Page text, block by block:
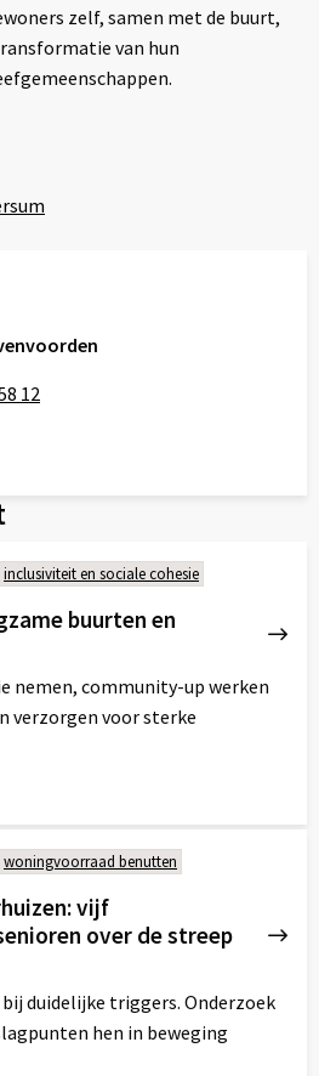
zelf, samen met de buurt,
van hun
12
inclusiviteit en sociale cohesie
buurten en
nemen, community-up werken
verzorgen voor sterke
woningvoorraad benutten
vijf
over de streep
duidelijke triggers. Onderzoek
hen in beweging